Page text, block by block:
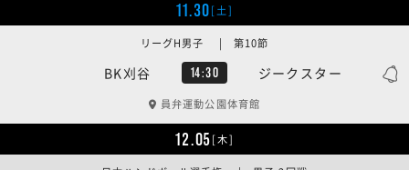
11.30[土]
BK刈谷 14:30 ジークスター
リーグH男子 | 第10節
員弁運動公園体育館
12.05[木]